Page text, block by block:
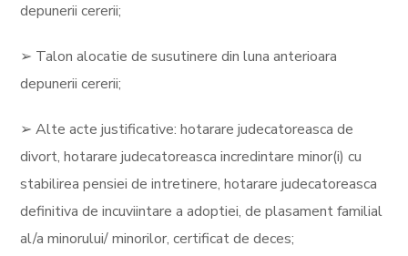
depunerii cererii;
➢ Talon alocatie de susutinere din luna anterioara
depunerii cererii;
➢ Alte acte justificative: hotarare judecatoreasca de
divort, hotarare judecatoreasca incredintare minor(i) cu
stabilirea pensiei de intretinere, hotarare judecatoreasca
definitiva de incuviintare a adoptiei, de plasament familial
al/a minorului/ minorilor, certificat de deces;